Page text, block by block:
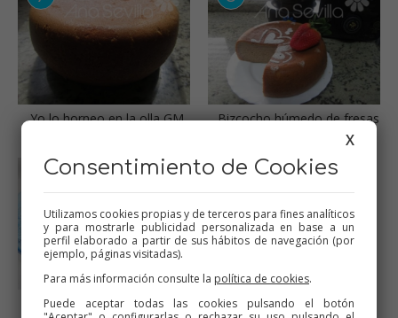
Yo lo horneo en la olla GM,
Bizcocho húmedo de fresas
Y aquí horneado en el
X
Consentimiento de Cookies
Utilizamos cookies propias y de terceros para fines analíticos
y para mostrarle publicidad personalizada en base a un
perfil elaborado a partir de sus hábitos de navegación (por
ejemplo, páginas visitadas).
Para más información consulte la política de cookies.
Puede aceptar todas las cookies pulsando el botón